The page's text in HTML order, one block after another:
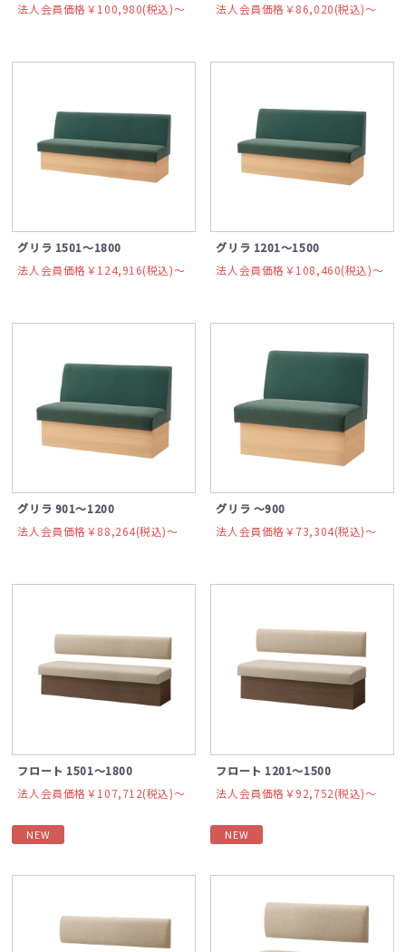
法人会員価格￥100,980(税込)〜
法人会員価格￥86,020(税込)〜
グリラ 1501～1800
法人会員価格￥124,916(税込)〜
グリラ 1201～1500
法人会員価格￥108,460(税込)〜
グリラ 901～1200
法人会員価格￥88,264(税込)〜
グリラ ～900
法人会員価格￥73,304(税込)〜
フロート 1501～1800
法人会員価格￥107,712(税込)〜
NEW
フロート 1201～1500
法人会員価格￥92,752(税込)〜
NEW